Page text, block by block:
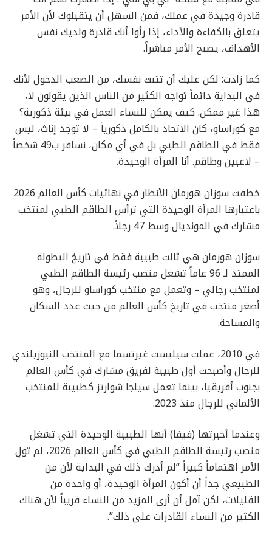
قادرة وجيدة في عملك، فمن السهل أن يتقبلوك لأن الأمر
يتعلق بالكفاءة والأداء، إذا رأوا أنك قادرة ولديك نفس
الأهداف، يصبح الأمر مباشراً.
كما زادت: لكن عليك أن تثبت نفسك، من الصعب الدخول لأنك
في البداية دائماً تواجه الكثير من الناس الذين يقولون لا،
هذا غير ممكن. كيف يمكن للنساء العمل في بيئة ذكورية؟
مع كوراساو، كان الاتحاد بالكامل ذكورياً – لا توجد إناث، ليس
فقط في الطاقم الطبي بل في أي مكان، نسافر ب49 شخصاً
– لاعبين وطاقم. أنا المرأة الوحيدة.
خطفت سوزان هورمان الأنظار في نهائيات كأس العالم 2026
باعتبارها المرأة الوحيدة التي ترأس الطاقم الطبي لمنتخب
مشارك في المونديال وسط 47 رجلاً.
سوزان هورمان هي ثالث طبيبة فقط في تاريخ البطولة
الممتد لـ 96 عاماً تشغل منصب رئيسة الطاقم الطبي
لمنتخب رجالي – وتعمل مع منتخب كوراساو للرجال، وهو
أصغر منتخب في تاريخ كأس العالم من حيث عدد السكان
والمساحة.
في 2010، عملت سيليست غيرتسما مع المنتخب النيوزيلندي
للرجال وأصبحت أول طبيبة لفريق مشارك في كأس العالم
بجنوب أفريقيا، بينما تعمل سيلجا شوارتز كطبيبة للمنتخب
الألماني للرجال منذ 2023.
وعندما أخبرتها (فيفا) أنها الطبيبة الوحيدة التي تشغل
منصب رئيسة الطاقم الطبي في كأس العالم 2026، لم تولِ
الأمر اهتماماً كبيراً “لم أدرك ذلك في البداية لأن من
الطبيعي جداً أن أكون المرأة الوحيدة، أو واحدة من
القليلات، لكن آمل أن أرى المزيد من النساء قريباً لأن هناك
الكثير من النساء القادرات على ذلك”.